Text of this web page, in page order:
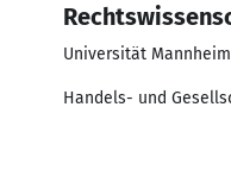
Universität Mannheim
Handels- und